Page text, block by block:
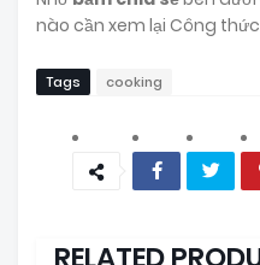
nào cần xem lại Công
Tags cooking